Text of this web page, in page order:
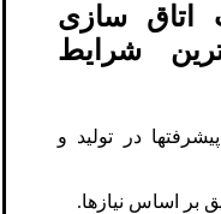
اتاق سازی
شرایط
در تولید و
بر اساس نیازها.